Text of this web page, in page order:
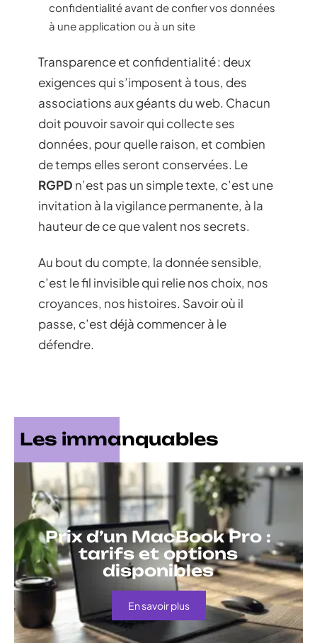
confidentialité avant de confier vos données
à une application ou à un site
Transparence et confidentialité : deux
exigences qui s’imposent à tous, des
associations aux géants du web. Chacun
doit pouvoir savoir qui collecte ses
données, pour quelle raison, et combien
de temps elles seront conservées. Le
RGPD n’est pas un simple texte, c’est une
invitation à la vigilance permanente, à la
hauteur de ce que valent nos secrets.
Au bout du compte, la donnée sensible,
c’est le fil invisible qui relie nos choix, nos
croyances, nos histoires. Savoir où il
passe, c’est déjà commencer à le
défendre.
Les immanquables
Prix d’un MacBook Pro :
tarifs et options
disponibles
En savoir plus